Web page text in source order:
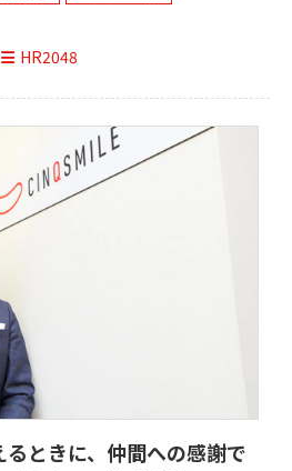
HR2048
るときに、仲間への感謝で